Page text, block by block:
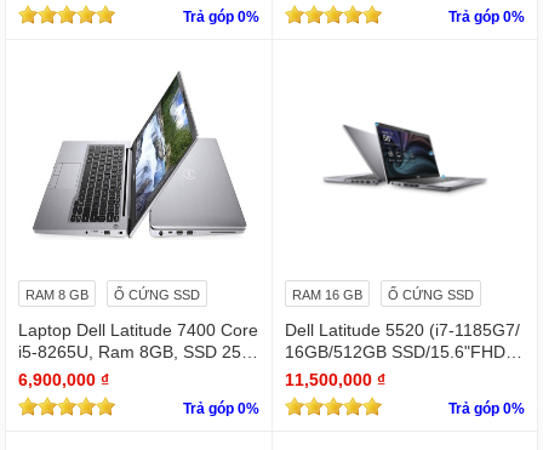
Trả góp 0% Trả góp 0%
RAM 8 GB Ổ CỨNG SSD
Laptop Dell Latitude 7400 Core
i5-8265U, Ram 8GB, SSD 256
GB, 14 Inch FHD silver
6,900,000 ₫
Trả góp 0%
RAM 16 GB Ổ CỨNG SSD
Dell Latitude 5520 (i7-1185G7/
16GB/512GB SSD/15.6"FHD/Iri
s Xe Graphics/Win11Pro)
11,500,000 ₫
Trả góp 0%